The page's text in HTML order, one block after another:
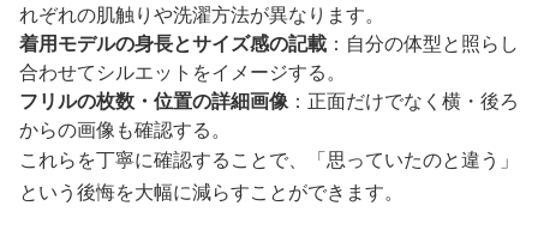
れぞれの肌触りや洗濯方法が異なります。
着用モデルの身長とサイズ感の記載 ：自分の体型と照らし
合わせてシルエットをイメージする。
フリルの枚数・位置の詳細画像：正面だけでなく横・後ろ
からの画像も確認する。
これらを丁寧に確認することで、「思っていたのと違う」
という後悔を大幅に減らすことができます。